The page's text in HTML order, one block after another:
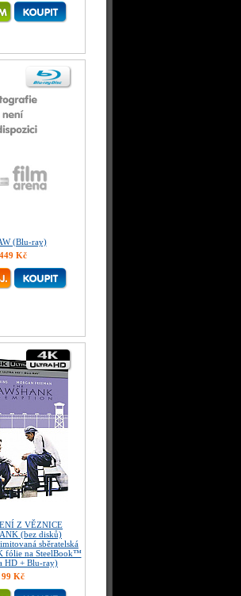
(Blu-ray)
449 Kč
Z VĚZNICE
(bez disků)
sběratelská
fólie na SteelBook™
HD + Blu-ray)
99 Kč